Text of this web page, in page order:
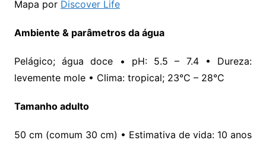
Mapa por Discover Life
Ambiente & parâmetros da água
Pelágico; água doce • pH: 5.5 – 7.4 • Dureza:
levemente mole • Clima: tropical; 23°C – 28°C
Tamanho adulto
50 cm (comum 30 cm) • Estimativa de vida: 10 anos